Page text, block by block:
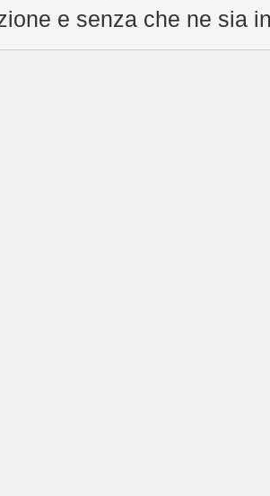
e senza che ne sia